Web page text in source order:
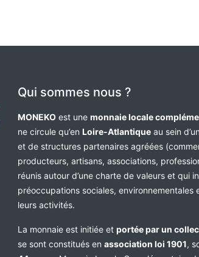
Qui sommes nous ?
MONEKO est une monnaie locale
ne circule qu’en Loire-Atlantique au sein
et de structures partenaires agréées
producteurs, artisans, associations,
réunis autour d’une charte de valeurs et qui
préoccupations sociales, environnementales
leurs activités.
La monnaie est initiée et portée par un
se sont constitués en association loi 1901,